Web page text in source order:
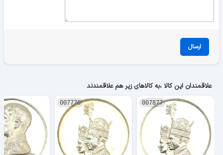
ارسال
علاقمندان این کالا ،به کالاهای زیر هم علاقمندند
007877
007776